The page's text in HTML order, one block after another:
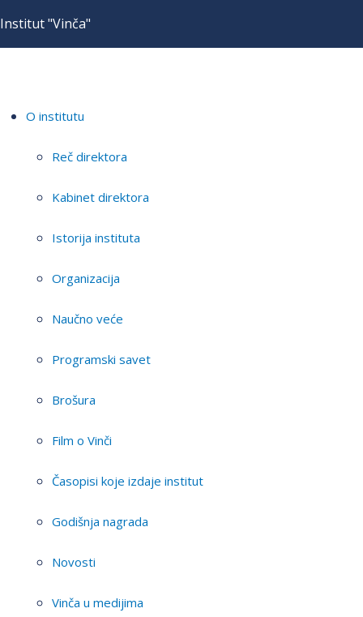
Institut "Vinča"
O institutu
Reč direktora
Kabinet direktora
Istorija instituta
Organizacija
Naučno veće
Programski savet
Brošura
Film o Vinči
Časopisi koje izdaje institut
Godišnja nagrada
Novosti
Vinča u medijima